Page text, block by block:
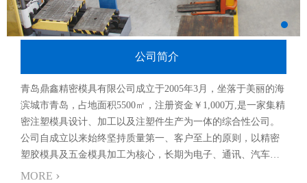
公司简介
青岛鼎鑫精密模具有限公司成立于2005年3月，坐落于美丽的海
滨城市青岛，占地面积5500㎡，注册资金￥1,000万,是一家集精
密注塑模具设计、加工以及注塑件生产为一体的综合性公司。
公司自成立以来始终坚持质量第一、客户至上的原则，以精密
塑胶模具及五金模具加工为核心，长期为电子、通讯、汽车、
计算机、医疗等行业提供服务。 做为青岛市高新技术企业，公
MORE ›